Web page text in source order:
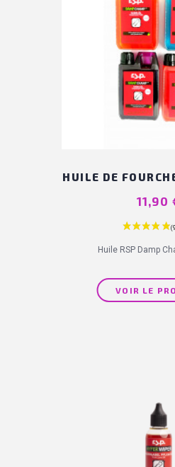
HUILE DE
Prix
11,90
Huile RSP Damp
VOIR LE